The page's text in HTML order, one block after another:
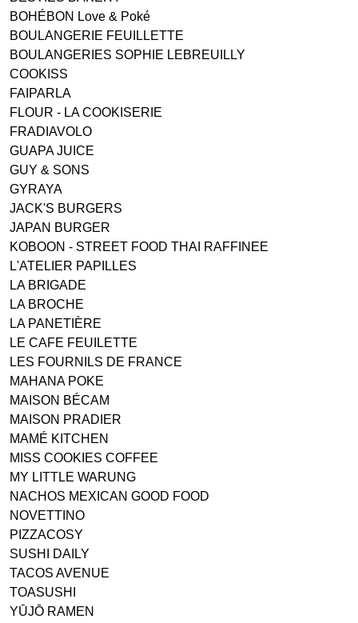
BOHÉBON Love & Poké
BOULANGERIE FEUILLETTE
BOULANGERIES SOPHIE LEBREUILLY
COOKISS
FAIPARLA
FLOUR - LA COOKISERIE
FRADIAVOLO
GUAPA JUICE
GUY & SONS
GYRAYA
JACK'S BURGERS
JAPAN BURGER
KOBOON - STREET FOOD THAI RAFFINEE
L'ATELIER PAPILLES
LA BRIGADE
LA BROCHE
LA PANETIÈRE
LE CAFE FEUILETTE
LES FOURNILS DE FRANCE
MAHANA POKE
MAISON BÉCAM
MAISON PRADIER
MAMÉ KITCHEN
MISS COOKIES COFFEE
MY LITTLE WARUNG
NACHOS MEXICAN GOOD FOOD
NOVETTINO
PIZZACOSY
SUSHI DAILY
TACOS AVENUE
TOASUSHI
YŪJŌ RAMEN